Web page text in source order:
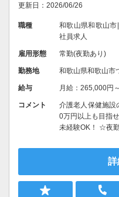
更新日：2026/06/26
職種
和歌山県和歌山
社員求人
雇用形態 常勤(夜勤あり)
勤務地 和歌山県和歌山市
給与 月給：265,000円～
コメント
介護老人保健施
0万円以上も目指
未経験OK！ ☆夜
詳